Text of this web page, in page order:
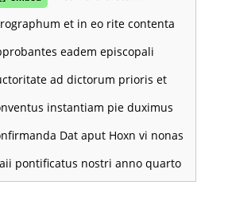
et in eo rite contenta
eadem episcopali
ad dictorum prioris et
instantiam pie duximus
Dat aput Hoxn vi nonas
pontificatus nostri anno quarto